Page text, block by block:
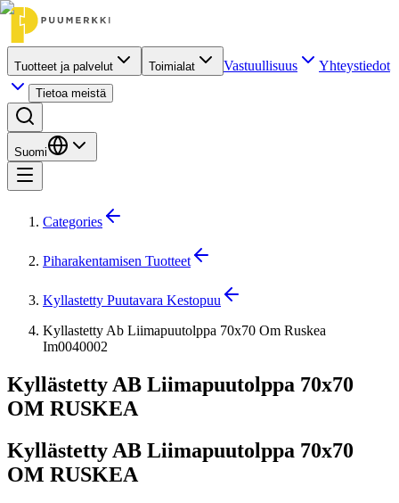
Tuotteet ja palvelut Toimialat Vastuullisuus Yhteystiedot
Tietoa meistä
Suomi
Categories
Piharakentamisen Tuotteet
Kyllastetty Puutavara Kestopuu
Kyllastetty Ab Liimapuutolppa 70x70 Om Ruskea
Im0040002
Kyllästetty AB Liimapuutolppa 70x70
OM RUSKEA
Kyllästetty AB Liimapuutolppa 70x70
OM RUSKEA